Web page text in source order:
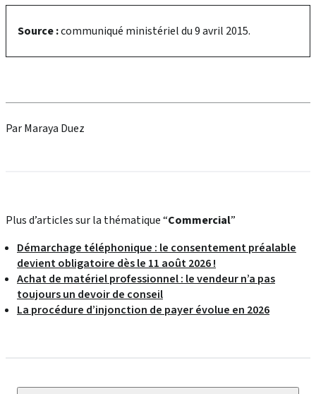
Source :communiqué ministériel du 9 avril 2015.
Par Maraya Duez
Plus d’articles sur la thématique “Commercial”
Démarchage téléphonique : le consentement préalable
devient obligatoire dès le 11 août 2026 !
Achat de matériel professionnel : le vendeur n’a pas
toujours un devoir de conseil
La procédure d’injonction de payer évolue en 2026